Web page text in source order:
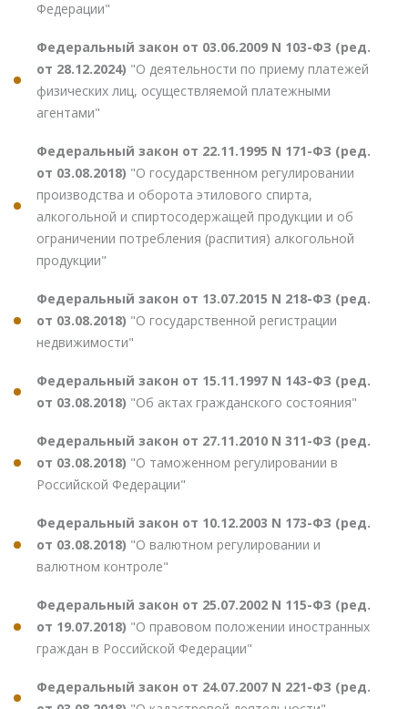
Федерации"
Федеральный закон от 03.06.2009 N 103-ФЗ (ред.
от 28.12.2024) "О деятельности по приему платежей
физических лиц, осуществляемой платежными
агентами"
Федеральный закон от 22.11.1995 N 171-ФЗ (ред.
от 03.08.2018) "О государственном регулировании
производства и оборота этилового спирта,
алкогольной и спиртосодержащей продукции и об
ограничении потребления (распития) алкогольной
продукции"
Федеральный закон от 13.07.2015 N 218-ФЗ (ред.
от 03.08.2018) "О государственной регистрации
недвижимости"
Федеральный закон от 15.11.1997 N 143-ФЗ (ред.
от 03.08.2018) "Об актах гражданского состояния"
Федеральный закон от 27.11.2010 N 311-ФЗ (ред.
от 03.08.2018) "О таможенном регулировании в
Российской Федерации"
Федеральный закон от 10.12.2003 N 173-ФЗ (ред.
от 03.08.2018) "О валютном регулировании и
валютном контроле"
Федеральный закон от 25.07.2002 N 115-ФЗ (ред.
от 19.07.2018) "О правовом положении иностранных
граждан в Российской Федерации"
Федеральный закон от 24.07.2007 N 221-ФЗ (ред.